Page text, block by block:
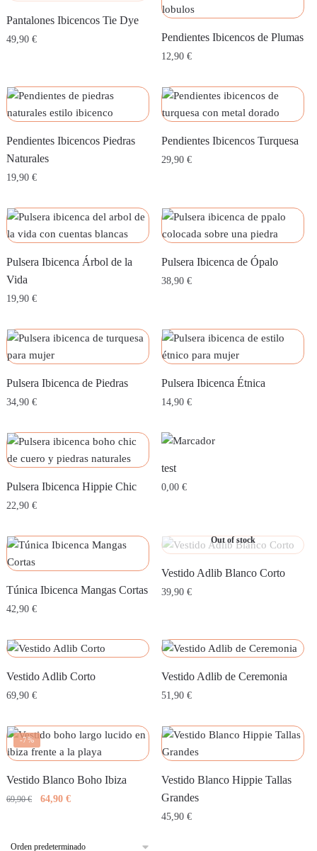
Pantalones Ibicencos Tie Dye
49,90 € Pendientes Ibicencos de Plumas
12,90€
Pendientes Ibicencos Piedras
Naturales
19,90 €
Pendientes Ibicencos Turquesa
29,90€
Pulsera Ibicenca Árbol de la
Vida
19,90 €
Pulsera Ibicenca de Ópalo
38,90€
Pulsera Ibicenca de Piedras
34,90 €
Pulsera Ibicenca Étnica
14,90€
Pulsera Ibicenca Hippie Chic
22,90 €
test
0,00€
Túnica Ibicenca Mangas Cortas
42,90 €
Out of stock
Vestido Adlib Blanco Corto
39,90€
Vestido Adlib Corto
69,90 €
Vestido Adlib de Ceremonia
51,90€
-7%
Vestido Blanco Boho Ibiza
69,90€
El
era:
64,90 €El
es:
Vestido Blanco Hippie Tallas
Grandes
45,90€